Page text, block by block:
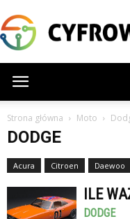
Strona główna Moto
DODGE
Acura Citroen Daewoo
ILE
DODGE